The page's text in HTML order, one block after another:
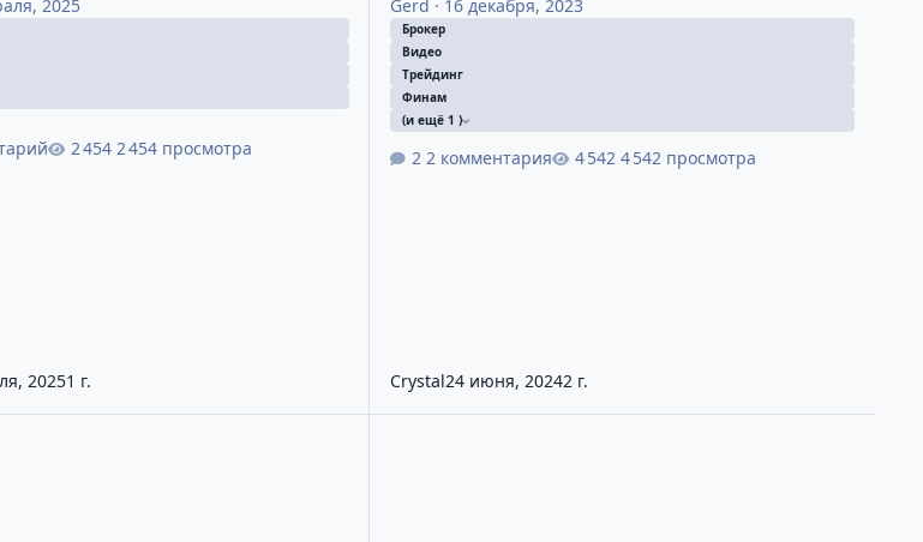
2025
2 454 просмотра
20251 г.
Gerd · 16 декабря, 2023
Брокер
Видео
Трейдинг
Финам
(и ещё 1 )
2 комментария 4 542 просмотра
Crystal24 июня, 20242 г.